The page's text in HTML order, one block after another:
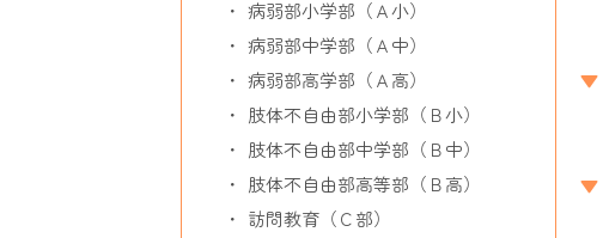
病弱部小学部（Ａ小）
病弱部中学部（Ａ中）
病弱部高学部（Ａ高）
肢体不自由部小学部（Ｂ小）
肢体不自由部中学部（Ｂ中）
肢体不自由部高等部（Ｂ高）
訪問教育（Ｃ部）